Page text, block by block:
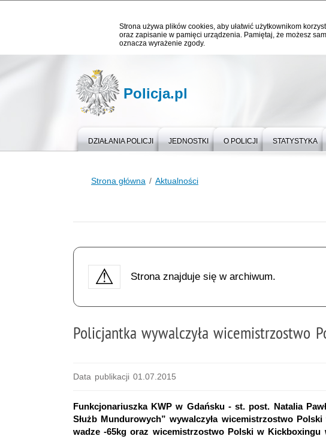
Strona używa plików cookies, aby ułatwić użytkownikom
oraz zapisanie w pamięci urządzenia. Pamiętaj, że możesz
oznacza wyrażenie zgody.
Policja.pl
DZIAŁANIA POLICJI JEDNOSTKI O POLICJI STATYSTYKA
Strona główna Aktualności
Strona znajduje się w archiwum.
Policjantka wywalczyła wicemistrzostwo
Data publikacji 01.07.2015
Funkcjonariuszka KWP w Gdańsku - st. post. Natalia
Służb Mundurowych” wywalczyła wicemistrzostwo
wadze -65kg oraz wicemistrzostwo Polski w Kickboxingu